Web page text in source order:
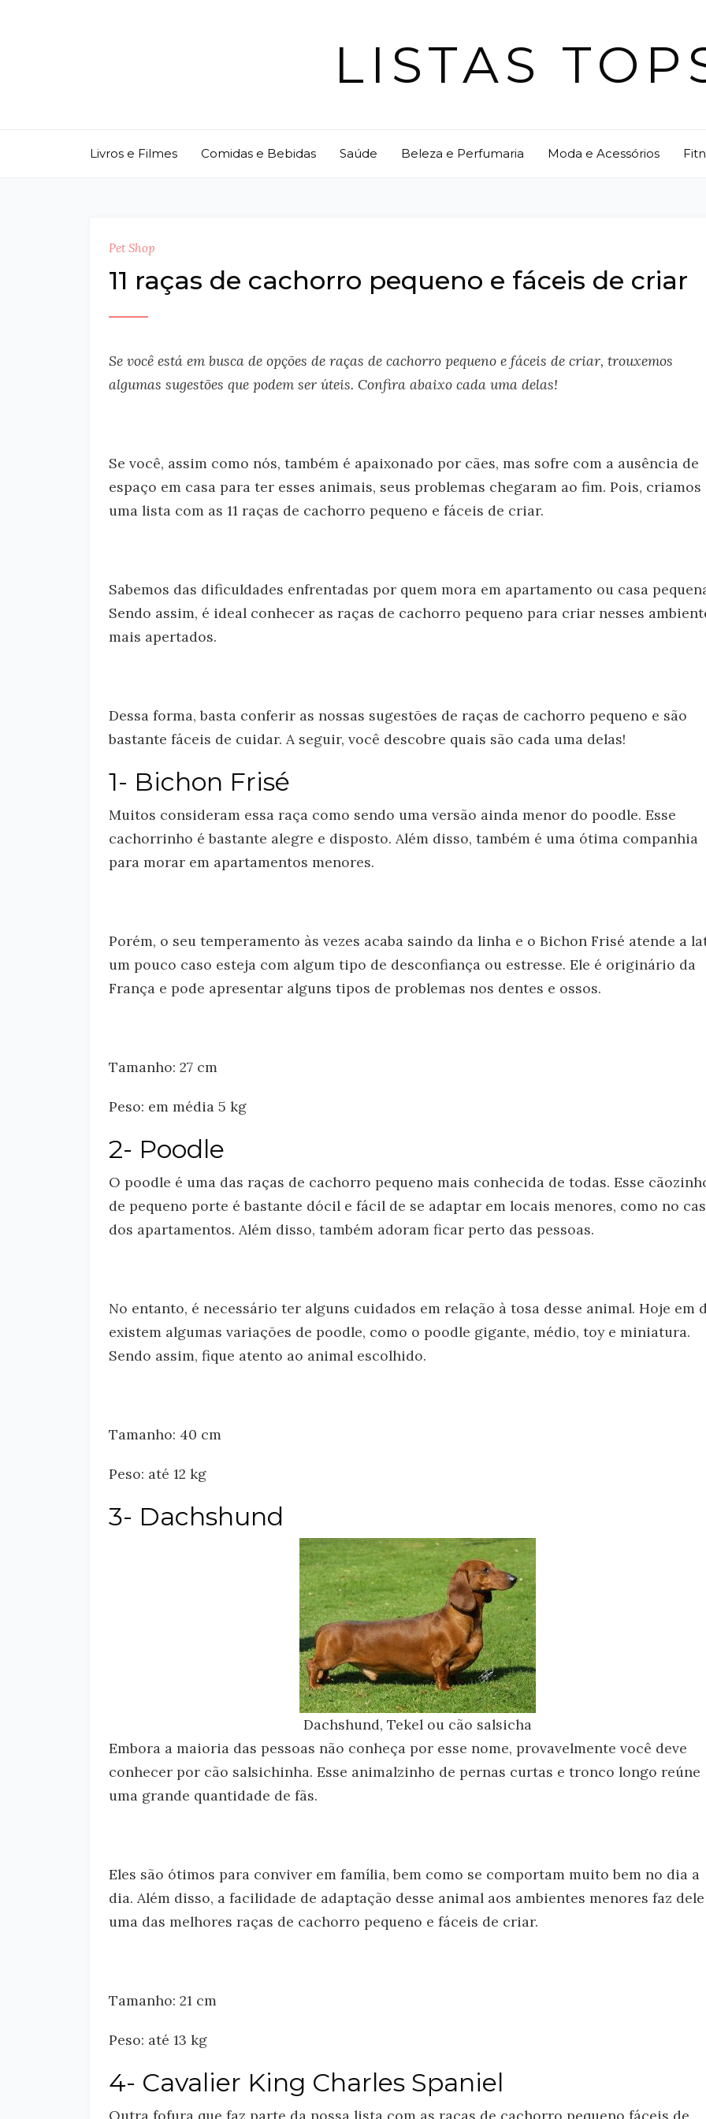
LISTAS
Livros e Filmes Comidas e Bebidas Saúde Beleza e Perfumaria Moda e Acessórios
Pet Shop
11 raças de cachorro pequeno e fáceis de criar
Se você está em busca de opções de raças de cachorro pequeno e fáceis de criar, trouxemos
algumas sugestões que podem ser úteis. Confira abaixo cada uma delas!
Se você, assim como nós, também é apaixonado por cães, mas sofre com a ausência de
espaço em casa para ter esses animais, seus problemas chegaram ao fim. Pois, criamos
uma lista com as 11 raças de cachorro pequeno e fáceis de criar.
Sabemos das dificuldades enfrentadas por quem mora em apartamento ou casa
Sendo assim, é ideal conhecer as raças de cachorro pequeno para criar nesses
mais apertados.
Dessa forma, basta conferir as nossas sugestões de raças de cachorro pequeno e são
bastante fáceis de cuidar. A seguir, você descobre quais são cada uma delas!
1- Bichon Frisé
Muitos consideram essa raça como sendo uma versão ainda menor do poodle. Esse
cachorrinho é bastante alegre e disposto. Além disso, também é uma ótima companhia
para morar em apartamentos menores.
Porém, o seu temperamento às vezes acaba saindo da linha e o Bichon Frisé atende a
um pouco caso esteja com algum tipo de desconfiança ou estresse. Ele é originário da
França e pode apresentar alguns tipos de problemas nos dentes e ossos.
Tamanho: 27 cm
Peso: em média 5 kg
2- Poodle
O poodle é uma das raças de cachorro pequeno mais conhecida de todas. Esse
de pequeno porte é bastante dócil e fácil de se adaptar em locais menores, como no
dos apartamentos. Além disso, também adoram ficar perto das pessoas.
No entanto, é necessário ter alguns cuidados em relação à tosa desse animal. Hoje em
existem algumas variações de poodle, como o poodle gigante, médio, toy e miniatura.
Sendo assim, fique atento ao animal escolhido.
Tamanho: 40 cm
Peso: até 12 kg
3- Dachshund
Dachshund, Tekel ou cão salsicha
Embora a maioria das pessoas não conheça por esse nome, provavelmente você deve
conhecer por cão salsichinha. Esse animalzinho de pernas curtas e tronco longo reúne
uma grande quantidade de fãs.
Eles são ótimos para conviver em família, bem como se comportam muito bem no dia a
dia. Além disso, a facilidade de adaptação desse animal aos ambientes menores faz dele
uma das melhores raças de cachorro pequeno e fáceis de criar.
Tamanho: 21 cm
Peso: até 13 kg
4- Cavalier King Charles Spaniel